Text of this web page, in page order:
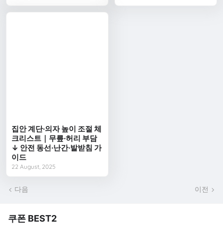
집안 계단·의자 높이 조절 체
크리스트｜무릎·허리 부담
↓ 안전 동선·난간·발받침 가
이드
22 August, 2025
다음 이전
쿠폰 BEST2